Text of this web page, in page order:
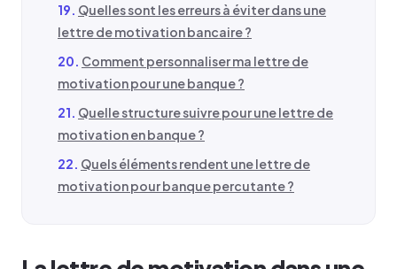
Quelles sont les erreurs à éviter dans une
lettre de motivation bancaire ?
Comment personnaliser ma lettre de
motivation pour une banque ?
Quelle structure suivre pour une lettre de
motivation en banque ?
Quels éléments rendent une lettre de
motivation pour banque percutante ?